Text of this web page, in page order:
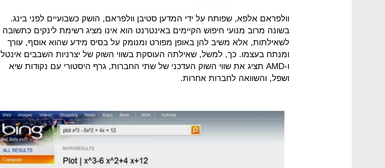
וולפראם אלפא, שפותח על ידי המדען סטיבן וולפראם, הושק כשבועיים לפני בינג.
בשונה מרוב מנועי חיפוש הקיימים באינטרנט הוא אינו מציג רשימת לינקים כתשובה
לשאילתות, אלא משיב להן באופן מפורט ומנומק על בסיס מידע שהוא אוסף, עורך
ומנתח בעצמו. כך, למשל, שאילתה העוסקת בשווי השוק של יצרניות השבבים אינטל
ו-AMD תציג את שווי השוק העדכני של שתי החברות, גרף היסטורי עם נקודות שיא
ושפל, והשוואה לחברות אחרות.